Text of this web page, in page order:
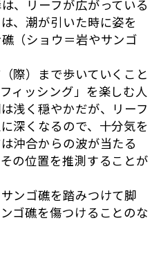
、リーフが広がっている
、潮が引いた時に姿を
（ショウ＝岩やサンゴ
際）まで歩いていくこと
ィッシング」を楽しむ人
浅く穏やかだが、リーフ
深くなるので、十分気を
沖合からの波が当たる
の位置を推測することが
ンゴ礁を踏みつけて脚
ゴ礁を傷つけることのな